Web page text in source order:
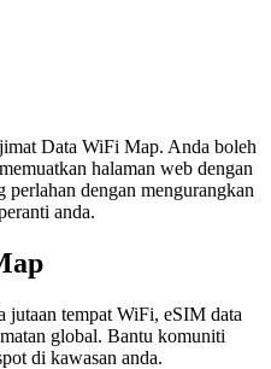
Data WiFi Map. Anda boleh
halaman web dengan
perlahan dengan mengurangkan
anda.
jutaan tempat WiFi, eSIM data
global. Bantu komuniti
di kawasan anda.